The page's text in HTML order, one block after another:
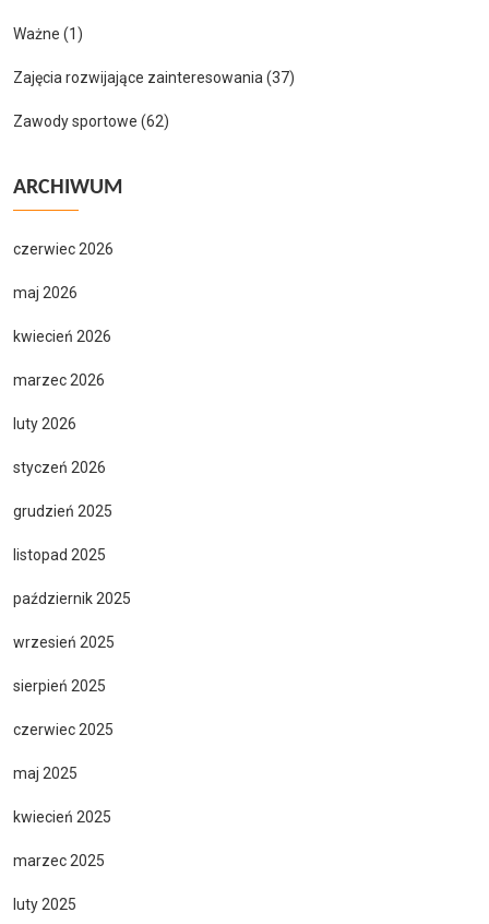
Ważne (1)
Zajęcia rozwijające zainteresowania (37)
Zawody sportowe (62)
ARCHIWUM
czerwiec 2026
maj 2026
kwiecień 2026
marzec 2026
luty 2026
styczeń 2026
grudzień 2025
listopad 2025
październik 2025
wrzesień 2025
sierpień 2025
czerwiec 2025
maj 2025
kwiecień 2025
marzec 2025
luty 2025